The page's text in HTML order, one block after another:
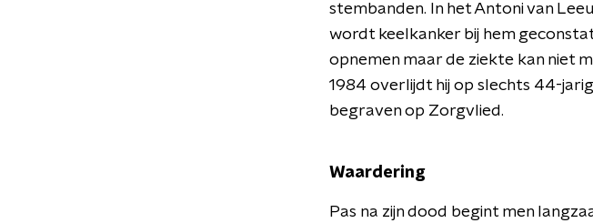
stembanden. In het Antoni van
wordt keelkanker bij hem
opnemen maar de ziekte kan niet
1984 overlijdt hij op slechts 44-
begraven op Zorgvlied.
Waardering
Pas na zijn dood begint men